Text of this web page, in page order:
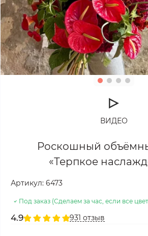
ВИДЕО
Роскошный
«Терпкое
Артикул: 6473
Под заказ (Сделаем за час, если все
4.9 931 отзыв